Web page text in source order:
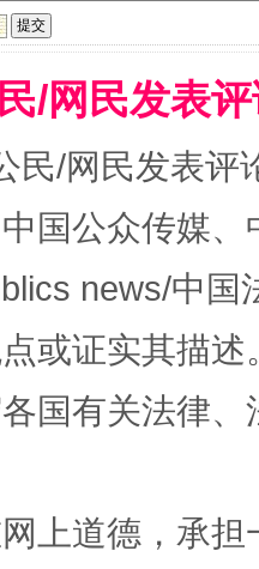
/网民发表
民/网民发表评
国公众传媒
news/中国
或证实其描
国有关法律
上道德，承